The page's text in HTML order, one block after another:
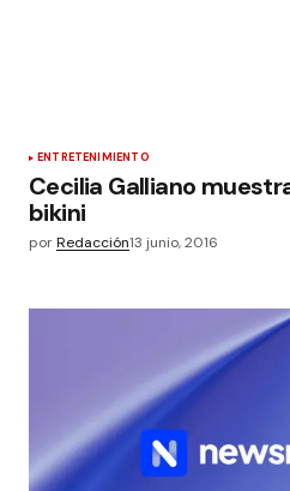
ENTRETENIMIENTO
Cecilia Galliano
bikini
porRedacción13 junio, 2016